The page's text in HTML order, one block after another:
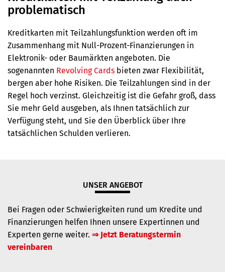
problematisch
Kreditkarten mit Teilzahlungsfunktion werden oft im
Zusammenhang mit Null-Prozent-Finanzierungen in
Elektronik- oder Baumärkten angeboten. Die
sogenannten Revolving Cards bieten zwar Flexibilität,
bergen aber hohe Risiken. Die Teilzahlungen sind in der
Regel hoch verzinst. Gleichzeitig ist die Gefahr groß, dass
Sie mehr Geld ausgeben, als Ihnen tatsächlich zur
Verfügung steht, und Sie den Überblick über Ihre
tatsächlichen Schulden verlieren.
UNSER ANGEBOT
Bei Fragen oder Schwierigkeiten rund um Kredite und
Finanzierungen helfen Ihnen unsere Expertinnen und
Experten gerne weiter. ⇒ Jetzt Beratungstermin
vereinbaren